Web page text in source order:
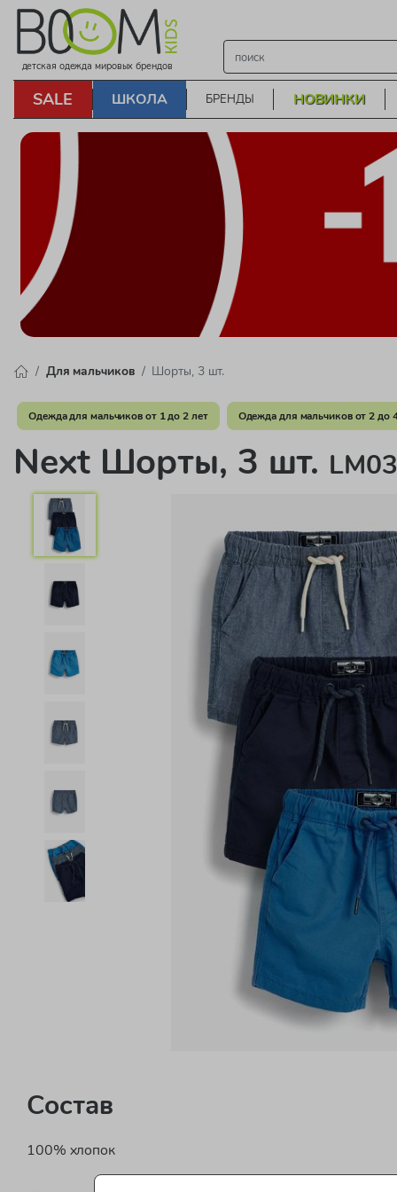
детская одежда мировых брендов
SALE ШКОЛА БРЕНДЫ НОВИНКИ
Для мальчиков Шорты, 3 шт.
Одежда для мальчиков от 1 до 2 лет Одежда для мальчиков от 2 до
Next Шорты, 3 шт.
Состав
100% хлопок